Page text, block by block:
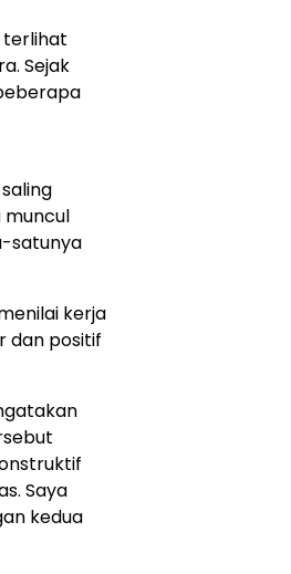
terlihat
Sejak
muncul
satunya
kerja
dan positif
Saya
kedua